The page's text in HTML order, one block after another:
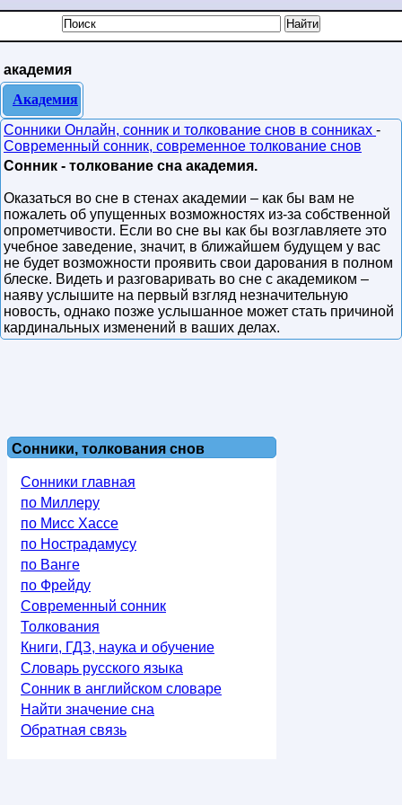
академия
Академия
Сонники Онлайн, сонник и толкование снов в сонниках -
Современный сонник, современное толкование снов
Сонник - толкование сна академия.
Оказаться во сне в стенах академии – как бы вам не
пожалеть об упущенных возможностях из-за собственной
опрометчивости. Если во сне вы как бы возглавляете это
учебное заведение, значит, в ближайшем будущем у вас
не будет возможности проявить свои дарования в полном
блеске. Видеть и разговаривать во сне с академиком –
наяву услышите на первый взгляд незначительную
новость, однако позже услышанное может стать причиной
кардинальных изменений в ваших делах.
Сонники, толкования снов
Сонники главная
по Миллеру
по Мисс Хассе
по Нострадамусу
по Ванге
по Фрейду
Современный сонник
Толкования
Книги, ГДЗ, наука и обучение
Словарь русского языка
Сонник в английском словаре
Найти значение сна
Обратная связь